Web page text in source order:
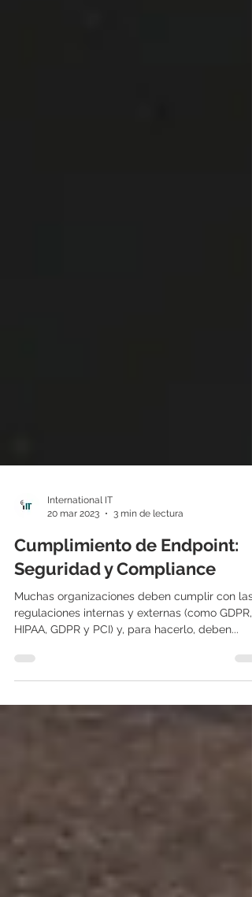
20 mar 2023
3 min de lectura
Cumplimiento de Endpoint:
Seguridad y Compliance
Muchas organizaciones deben cumplir con las
HIPAA, GDPR y PCI) y, para hacerlo, deben...